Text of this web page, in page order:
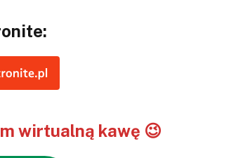
wirtualną kawę 😉